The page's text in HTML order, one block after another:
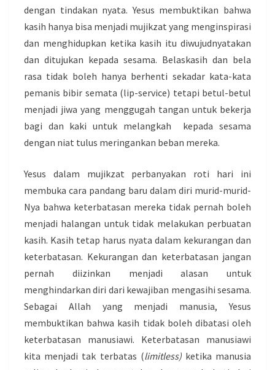
dengan tindakan nyata. Yesus membuktikan bahwa
kasih hanya bisa menjadi mujikzat yang menginspirasi
dan menghidupkan ketika kasih itu diwujudnyatakan
dan ditujukan kepada sesama. Belaskasih dan bela
rasa tidak boleh hanya berhenti sekadar kata-kata
pemanis bibir semata (lip-service) tetapi betul-betul
menjadi jiwa yang menggugah tangan untuk bekerja
bagi dan kaki untuk melangkah kepada sesama
dengan niat tulus meringankan beban mereka.
Yesus dalam mujikzat perbanyakan roti hari ini
membuka cara pandang baru dalam diri murid-murid-
Nya bahwa keterbatasan mereka tidak pernah boleh
menjadi halangan untuk tidak melakukan perbuatan
kasih. Kasih tetap harus nyata dalam kekurangan dan
keterbatasan. Kekurangan dan keterbatasan jangan
pernah diizinkan menjadi alasan untuk
menghindarkan diri dari kewajiban mengasihi sesama.
Sebagai Allah yang menjadi manusia, Yesus
membuktikan bahwa kasih tidak boleh dibatasi oleh
keterbatasan manusiawi. Keterbatasan manusiawi
kita menjadi tak terbatas (limitless)ketika manusia